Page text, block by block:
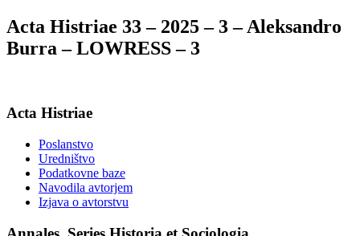
Acta Histriae 33 – 2025 – 3 – Aleksandro
Burra – LOWRESS – 3
Acta Histriae
Poslanstvo
Uredništvo
Podatkovne baze
Navodila avtorjem
Izjava o avtorstvu